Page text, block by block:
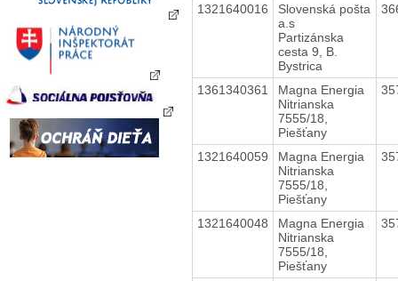
1321640016
Slovenská pošta
a.s
Partizánska
cesta 9, B.
Bystrica
1361340361
Magna Energia
Nitrianska
7555/18,
Piešťany
1321640059
Magna Energia
Nitrianska
7555/18,
Piešťany
1321640048
Magna Energia
Nitrianska
7555/18,
Piešťany